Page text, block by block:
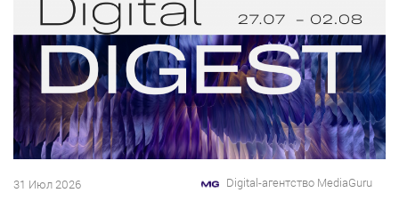
31 Июл 2026 Digital-агентство MediaGuru